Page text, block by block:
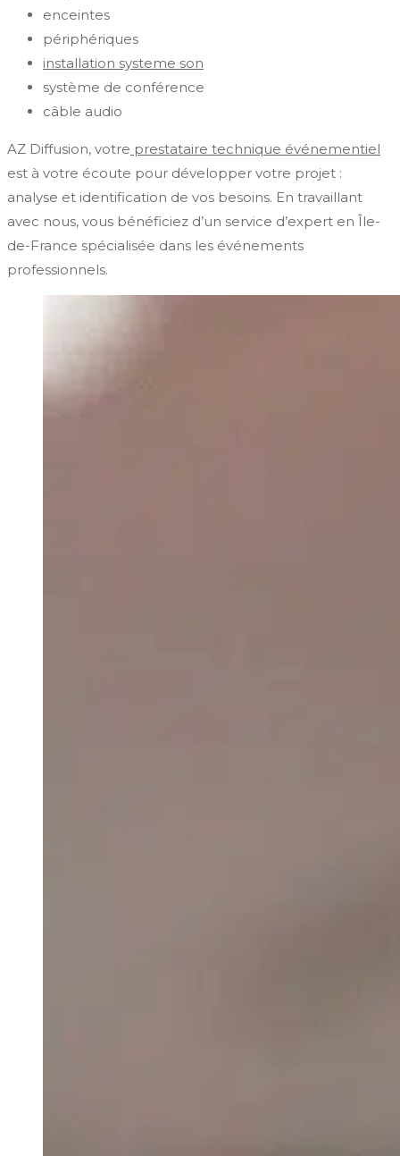
enceintes
périphériques
installation systeme son
système de conférence
câble audio
AZ Diffusion, votre prestataire technique événementiel
est à votre écoute pour développer votre projet :
analyse et identification de vos besoins. En travaillant
avec nous, vous bénéficiez d’un service d’expert en Île-
de-France spécialisée dans les événements
professionnels.